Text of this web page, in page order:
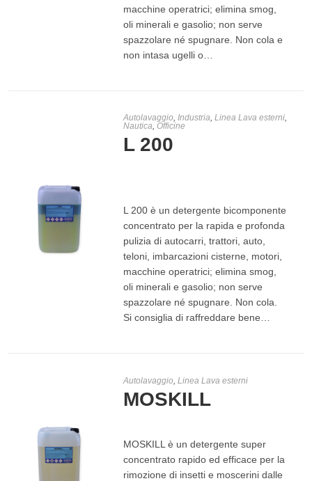
macchine operatrici; elimina smog,
oli minerali e gasolio; non serve
spazzolare né spugnare. Non cola e
non intasa ugelli o…
Autolavaggio,Industria,Linea Lava esterni,
Nautica,Officine
L 200
L 200 è un detergente bicomponente
concentrato per la rapida e profonda
pulizia di autocarri, trattori, auto,
teloni, imbarcazioni cisterne, motori,
macchine operatrici; elimina smog,
oli minerali e gasolio; non serve
spazzolare né spugnare. Non cola.
Si consiglia di raffreddare bene…
Autolavaggio ,Linea Lava esterni
MOSKILL
MOSKILL è un detergente super
concentrato rapido ed efficace per la
rimozione di insetti e moscerini dalle